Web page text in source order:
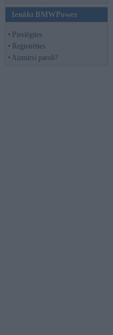
Ienākt BMWPower
• Pieslēgties
• Reģistrēties
• Aizmirsi paroli?